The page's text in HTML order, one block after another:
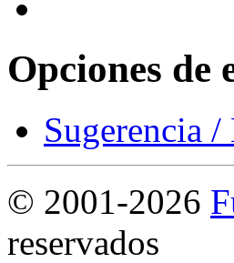
Opciones de
Sugerencia /
© 2001-2026
reservados